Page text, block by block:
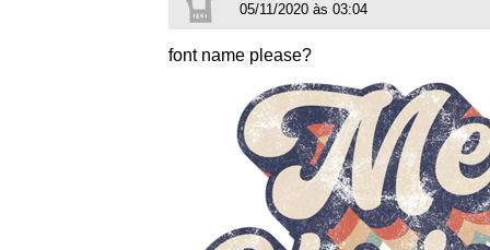
05/11/2020 às 03:04
font name please?